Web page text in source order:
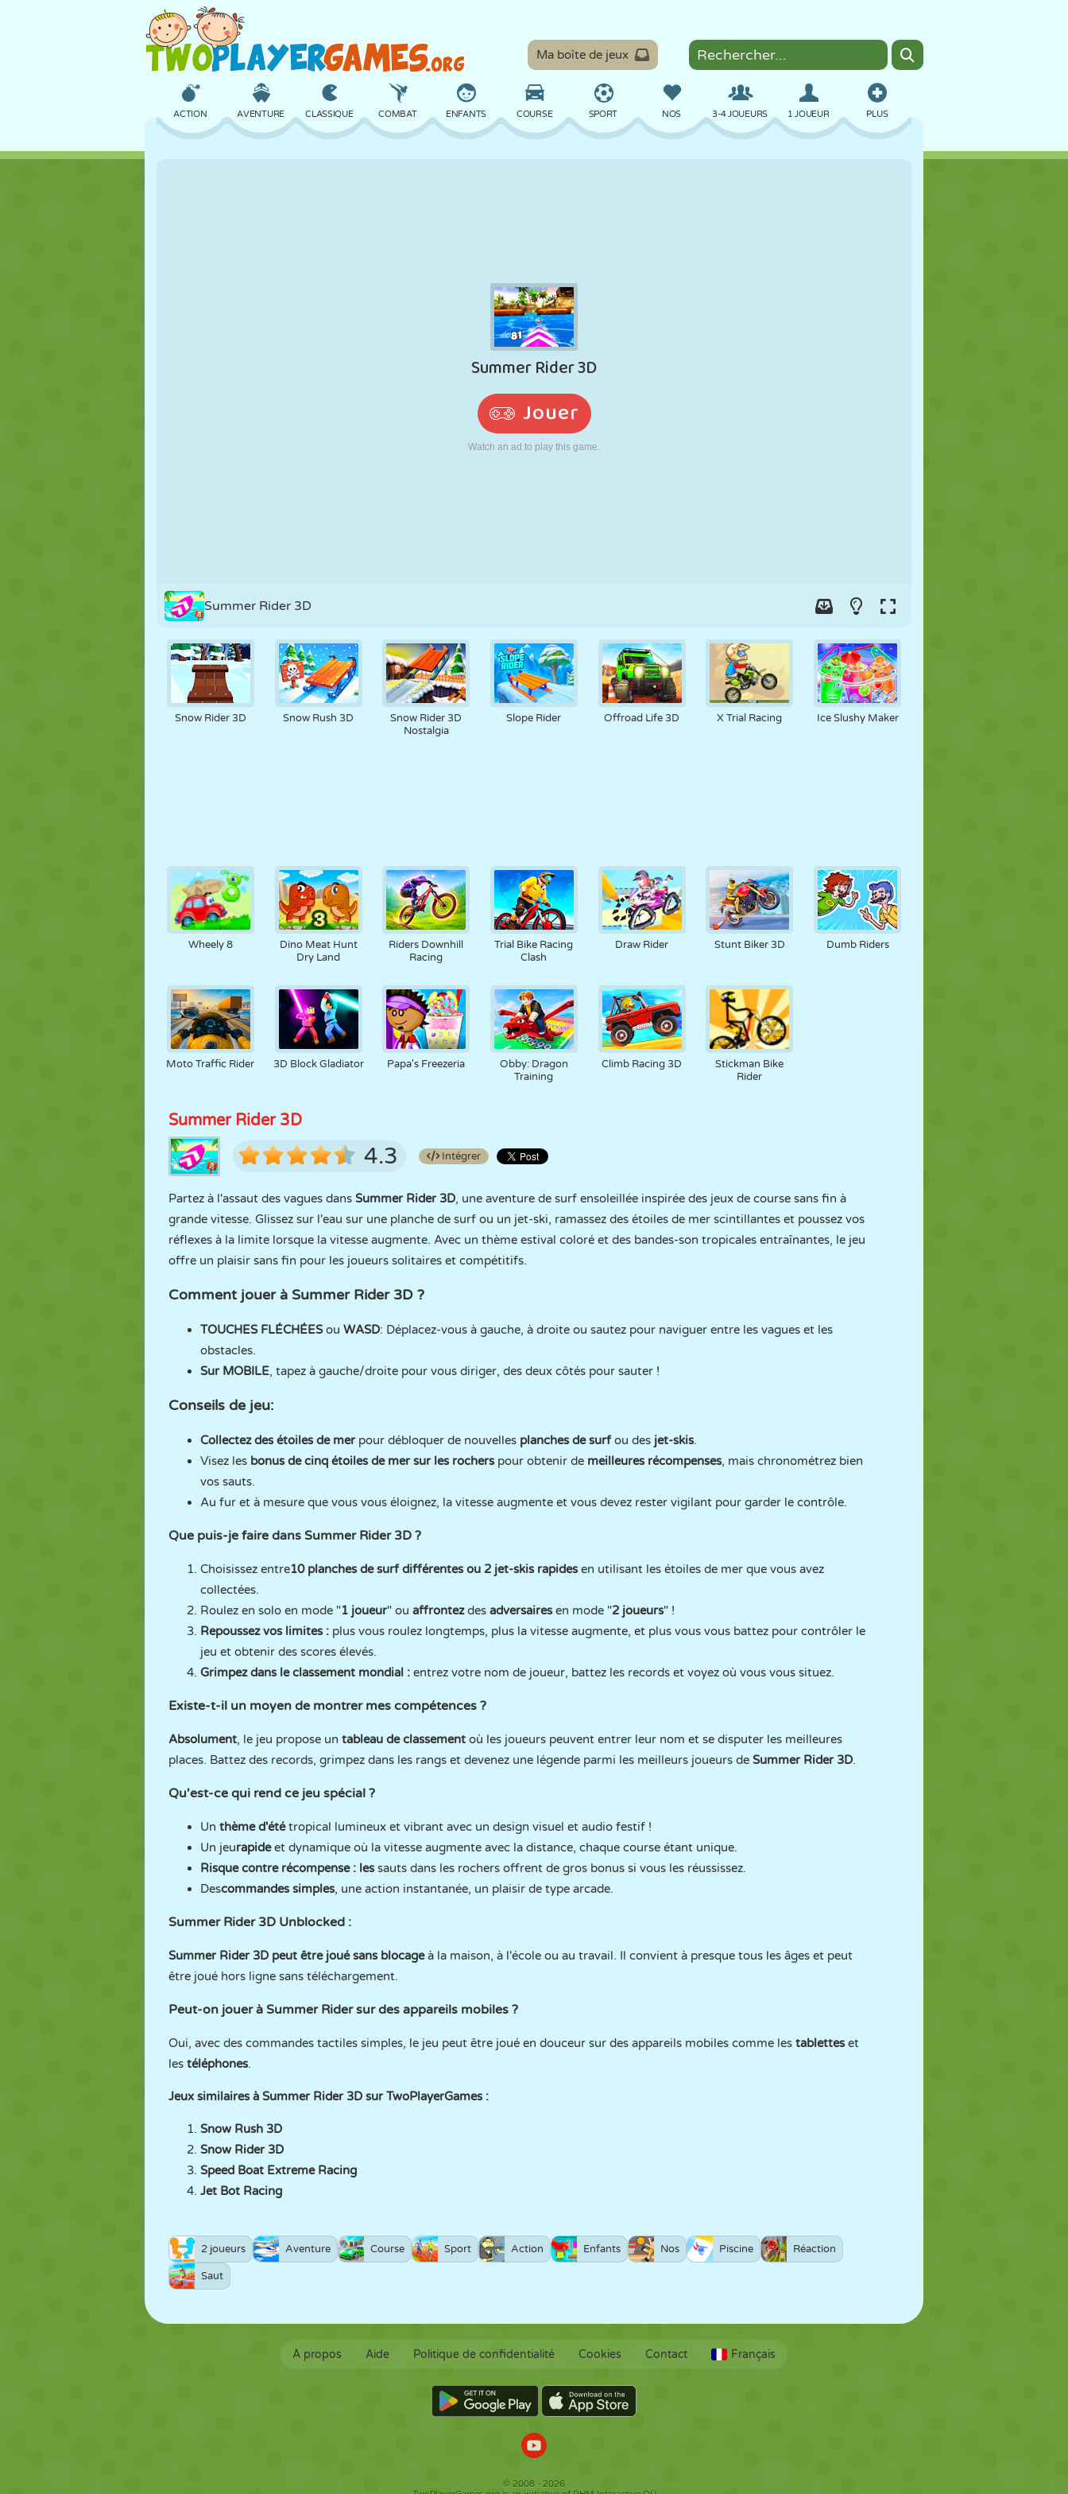
Ma boîte de jeux
PLUS
ACTION AVENTURE CLASSIQUE COMBAT ENFANTS COURSE SPORT NOS 3-4 JOUEURS 1 JOUEUR
MONSTRE
ROBOT POURSUITE ÉCOLE
Summer Rider 3D
Snow Rider 3D Snow Rush 3D
Snow Rider 3D
Nostalgia
Slope Rider Offroad Life 3D X Trial Racing Ice Slushy Maker
Wheely 8
Dino Meat Hunt
Dry Land
Riders Downhill
Racing
Trial Bike Racing
Clash
Draw Rider Stunt Biker 3D Dumb Riders
Moto Traffic Rider 3D Block Gladiator Papa's Freezeria
Obby: Dragon
Training
Climb Racing 3D
Stickman Bike
Rider
Summer Rider 3D
4.3 Intégrer
Partez à l'assaut des vagues dans Summer Rider 3D, une aventure de surf ensoleillée inspirée des jeux de course sans fin à
grande vitesse. Glissez sur l'eau sur une planche de surf ou un jet-ski, ramassez des étoiles de mer scintillantes et poussez vos
réflexes à la limite lorsque la vitesse augmente. Avec un thème estival coloré et des bandes-son tropicales entraînantes, le jeu
offre un plaisir sans fin pour les joueurs solitaires et compétitifs.
Comment jouer à Summer Rider 3D ?
TOUCHES FLÉCHÉESou WASD: Déplacez-vous à gauche, à droite ou sautez pour naviguer entre les vagues et les
obstacles.
Sur MOBILE, tapez à gauche/droite pour vous diriger, des deux côtés pour sauter !
Conseils de jeu:
Collectez des étoiles de merpour débloquer de nouvelles planches de surfou des jet-skis.
Visez les bonus de cinq étoiles de mer sur les rocherspour obtenir de meilleures récompenses, mais chronométrez bien
vos sauts.
Au fur et à mesure que vous vous éloignez, la vitesse augmente et vous devez rester vigilant pour garder le contrôle.
Que puis-je faire dans Summer Rider 3D ?
Choisissez entre10 planches de surf différentes ou 2 jet-skis rapidesen utilisant les étoiles de mer que vous avez
collectées.
Roulez en solo en mode "1 joueur" ou affrontezdes adversairesen mode "2 joueurs" !
Repoussez vos limites : plus vous roulez longtemps, plus la vitesse augmente, et plus vous vous battez pour contrôler le
jeu et obtenir des scores élevés.
Grimpez dans le classement mondial : entrez votre nom de joueur, battez les records et voyez où vous vous situez.
Existe-t-il un moyen de montrer mes compétences ?
Absolument, le jeu propose un tableau de classement où les joueurs peuvent entrer leur nom et se disputer les meilleures
places. Battez des records, grimpez dans les rangs et devenez une légende parmi les meilleurs joueurs de Summer Rider 3D.
Qu'est-ce qui rend ce jeu spécial ?
Un thème d'ététropical lumineux et vibrant avec un design visuel et audio festif !
Un jeurapideet dynamique où la vitesse augmente avec la distance, chaque course étant unique.
Risque contre récompense : lessauts dans les rochers offrent de gros bonus si vous les réussissez.
Descommandes simples, une action instantanée, un plaisir de type arcade.
Summer Rider 3D Unblocked :
Summer Rider 3D peut être joué sans blocageà la maison, à l'école ou au travail. Il convient à presque tous les âges et peut
être joué hors ligne sans téléchargement.
Peut-on jouer à Summer Rider sur des appareils mobiles ?
Oui, avec des commandes tactiles simples, le jeu peut être joué en douceur sur des appareils mobiles comme les tabletteset
les téléphones.
Jeux similaires à Summer Rider 3D sur TwoPlayerGames :
Snow Rush 3D
Snow Rider 3D
Speed Boat Extreme Racing
Jet Bot Racing
2 joueurs Aventure Course Sport Action Enfants Nos Piscine Réaction
Saut
À propos Aide Politique de confidentialité Cookies Contact Français
© 2008 - 2026